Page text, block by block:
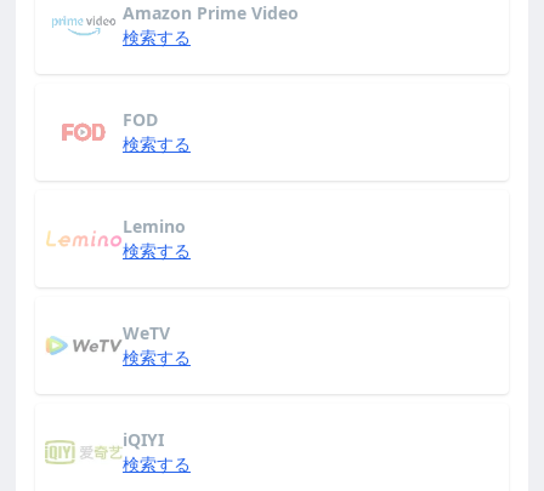
Amazon Prime Video
検索する
FOD
検索する
Lemino
検索する
WeTV
検索する
iQIYI
検索する